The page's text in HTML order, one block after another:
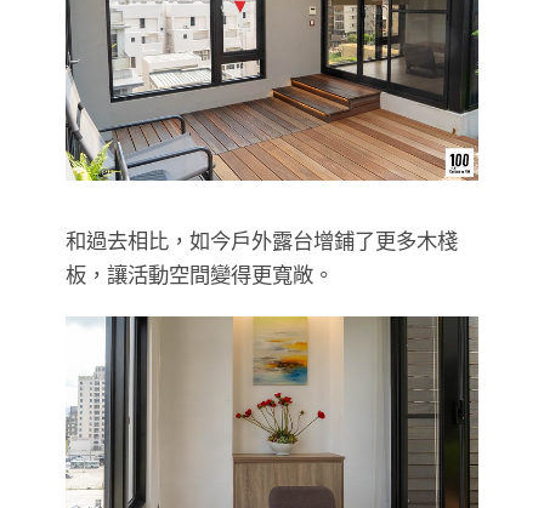
和過去相比，如今戶外露台增鋪了更多木棧
板，讓活動空間變得更寬敞。